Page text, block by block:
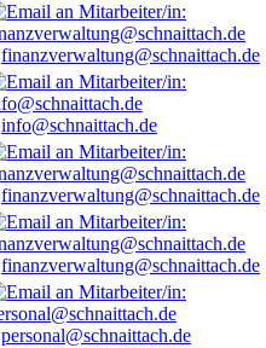
finanzverwaltung@schnaittach.de
info@schnaittach.de
finanzverwaltung@schnaittach.de
finanzverwaltung@schnaittach.de
personal@schnaittach.de